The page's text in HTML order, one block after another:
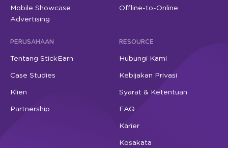
Mobile Showcase
Advertising
Offline-to-Online
PERUSAHAAN
Tentang StickEarn
Case Studies
Klien
Partnership
RESOURCE
Hubungi Kami
Kebijakan Privasi
Syarat & Ketentuan
FAQ
Karier
Kosakata